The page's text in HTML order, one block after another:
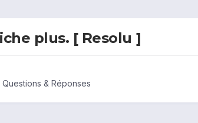
plus. [ Resolu ]
& Réponses